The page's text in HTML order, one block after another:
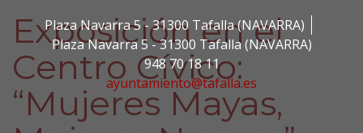
Plaza Navarra 5 - 31300 Tafalla (NAVARRA)
Plaza Navarra 5 - 31300 Tafalla (NAVARRA)
948 70 18 11
ayuntamiento@tafalla.es
Exposición en el
Centro Cívico:
“Mujeres Mayas,